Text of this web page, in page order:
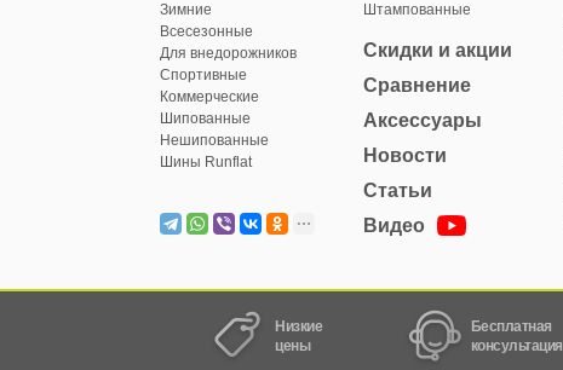
Зимние
Всесезонные
Для внедорожников
Спортивные
Коммерческие
Шипованные
Нешипованные
Шины Runflat
Штампованные
Скидки и акции
Сравнение
Аксессуары
Новости
Статьи
Видео
Низкие
цены
Бесплатная
консультация